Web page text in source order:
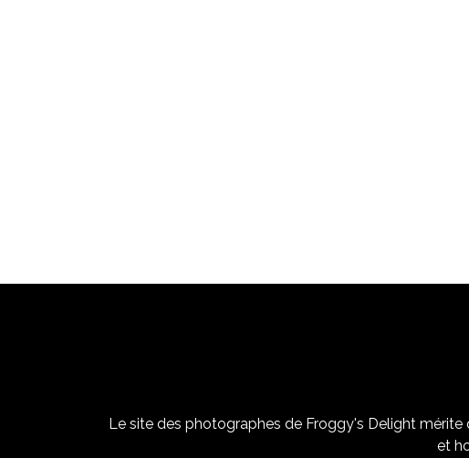
Le site des photographes de Froggy's Delight
et